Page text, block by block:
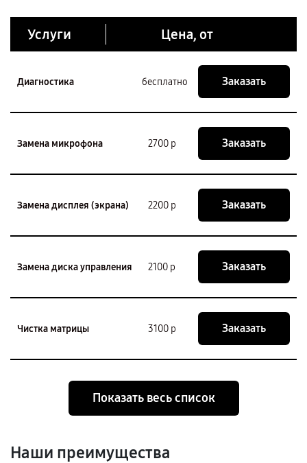
Услуги Цена, от
Диагностика бесплатно Заказать
Замена микрофона 2700 р Заказать
Замена дисплея (экрана) 2200 р Заказать
Замена диска управления 2100 р Заказать
Чистка матрицы 3100 р Заказать
Показать весь список
Наши преимущества